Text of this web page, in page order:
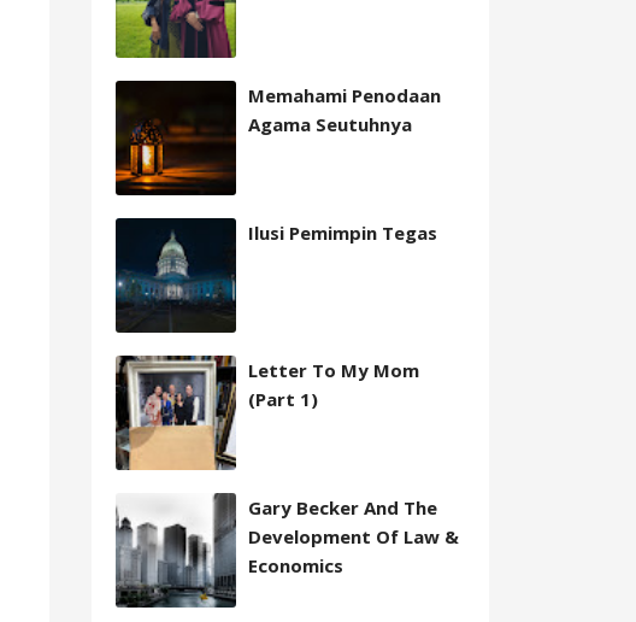
Memahami Penodaan
Agama Seutuhnya
Ilusi Pemimpin Tegas
Letter To My Mom
(Part 1)
Gary Becker And The
Development Of Law &
Economics